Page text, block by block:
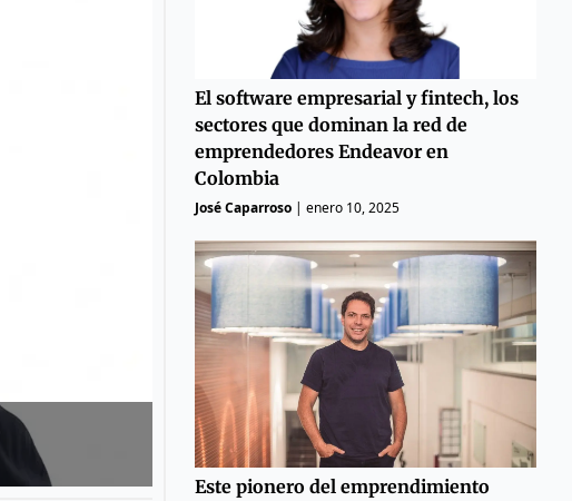
El software empresarial y fintech, los
sectores que dominan la red de
emprendedores Endeavor en
Colombia
José Caparroso| enero 10, 2025
Este pionero del emprendimiento